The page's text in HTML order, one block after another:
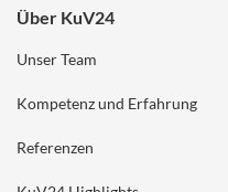
Über KuV24
Unser Team
Kompetenz und Erfahrung
Referenzen